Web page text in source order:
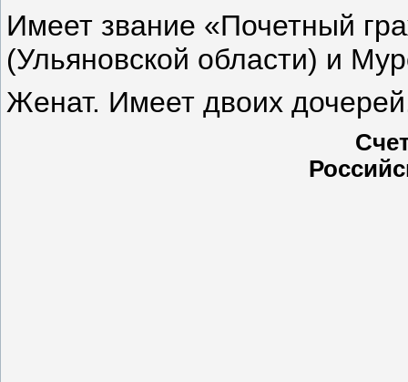
Имеет звание «Почетный
(Ульяновской области) и
Женат. Имеет двоих